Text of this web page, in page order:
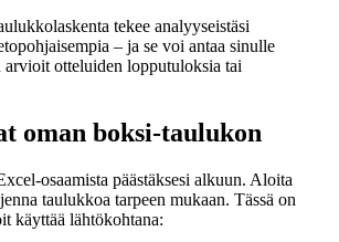
tekee analyyseistäsi
– ja se voi antaa sinulle
arvioit otteluiden lopputuloksia tai
oman boksi-taulukon
osaamista päästäksesi alkuun. Aloita
taulukkoa tarpeen mukaan. Tässä on
käyttää lähtökohtana: